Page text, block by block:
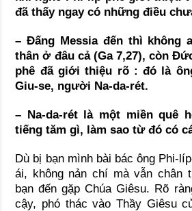
đã thấy ngay có những điều
– Đấng Messia đến thì không
thân ở đâu cả (Ga 7,27), còn
phê đã giới thiệu rõ : đó là
Giu-se, người Na-da-rét.
– Na-da-rét là một miền quê
tiếng tăm gì, làm sao từ đócó
Dù bị bạn mình bài bác ông Phi-
ái, không nản chí mà vẫn chân
bạn đến gặp Chúa Giêsu. Rõ
cậy, phó thác vào Thầy Giêsu